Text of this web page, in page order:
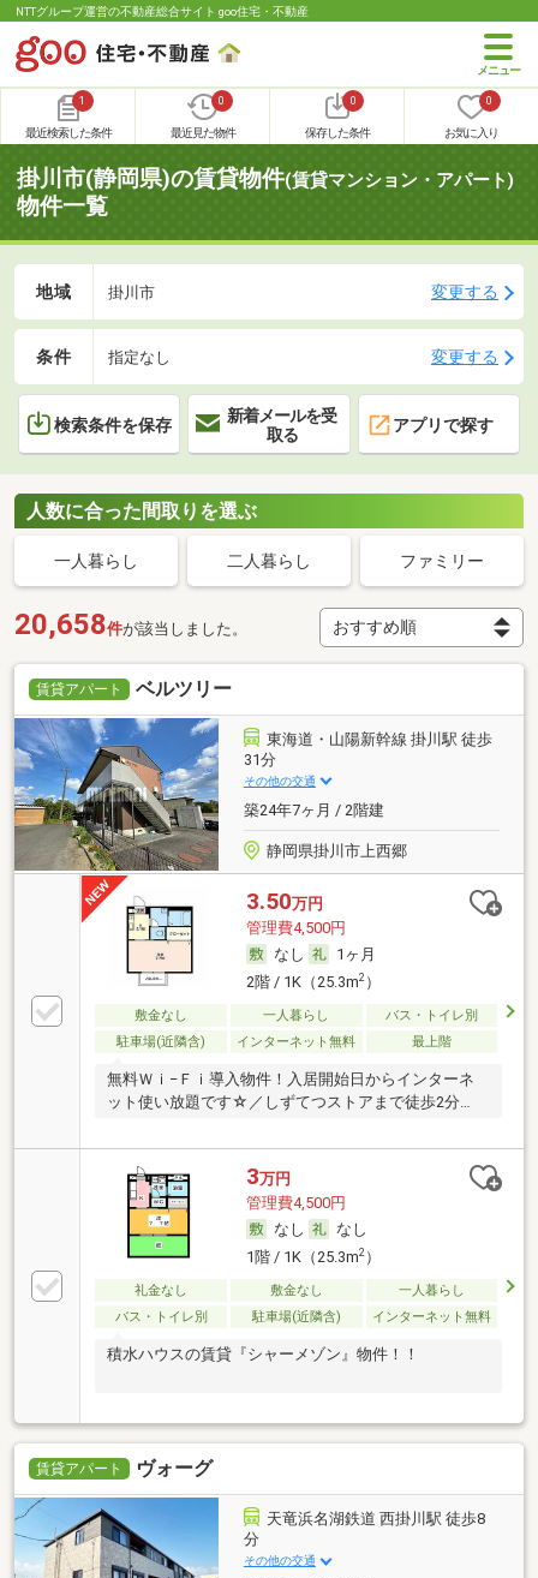
NTTグループ運営の不動産総合サイト goo住宅・不動産
1
最近検索した条件
0
最近見た物件
0
保存した条件
0
お気に入り
掛川市(静岡県)の賃貸物件(賃貸マンション・アパート)
物件一覧
地域 掛川市 変更する
条件 指定なし 変更する
検索条件を保存
新着メールを受
取る
アプリで探す
人数に合った間取りを選ぶ
一人暮らし 二人暮らし ファミリー
20,658件が該当しました。
賃貸アパート ベルツリー
東海道・山陽新幹線 掛川駅 徒歩
31分
その他の交通
築24年7ヶ月 / 2階建
静岡県掛川市上西郷
3.50万円
管理費4,500円
なし
1ヶ月
2階 / 1K（25.3m2）
敷金なし 一人暮らし
バス・トイレ別
駐車場(近隣含)
インターネット無料 最上階
無料Ｗｉ−Ｆｉ導入物件！入居開始日からインターネ
ット使い放題です☆／しずてつストアまで徒歩2分
3万円
管理費4,500円
なし
なし
1階 / 1K（25.3m2）
礼金なし 敷金なし
一人暮らし
バス・トイレ別
駐車場(近隣含) インターネット無料
積水ハウスの賃貸『シャーメゾン』物件！！
賃貸アパート ヴォーグ
天竜浜名湖鉄道 西掛川駅 徒歩8
分
その他の交通